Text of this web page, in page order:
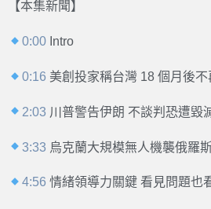
【本集新聞】
0:00 Intro
0:16 美創投家稱台灣 18 個月後
2:03 川普警告伊朗 不談判恐遭毀
3:33 烏克蘭大規模無人機襲俄羅
4:56 情緒領導力關鍵 看見問題也